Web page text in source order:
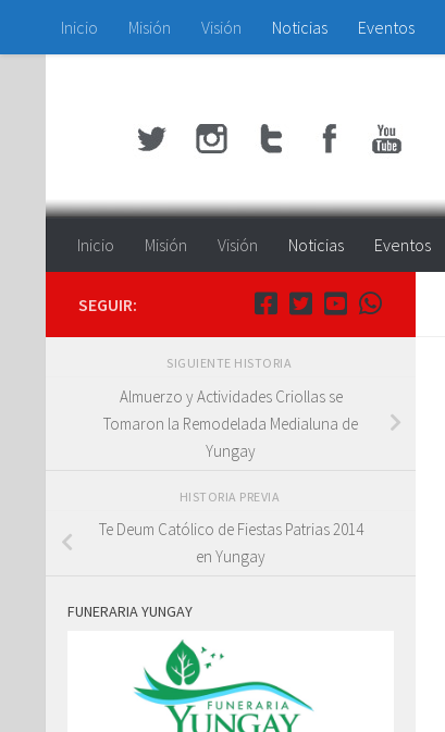
Saltar al contenido
Inicio Misión Visión Noticias Eventos
Inicio Misión Visión Noticias Eventos
SEGUIR:
SIGUIENTE HISTORIA
Almuerzo y Actividades Criollas se
Tomaron la Remodelada Medialuna de
Yungay
HISTORIA PREVIA
Te Deum Católico de Fiestas Patrias 2014
en Yungay
FUNERARIA YUNGAY